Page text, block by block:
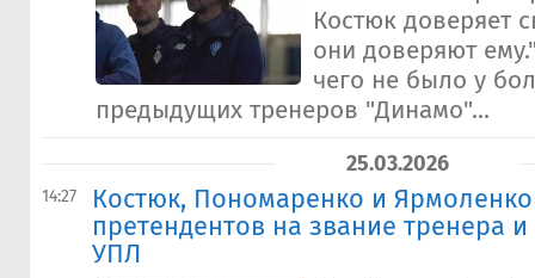
Костюк доверяет
они доверяют
чего не было у
предыдущих тренеров "Динамо"...
25.03.2026
14:27
Костюк, Пономаренко и Ярмоленко
претендентов на звание тренера
УПЛ